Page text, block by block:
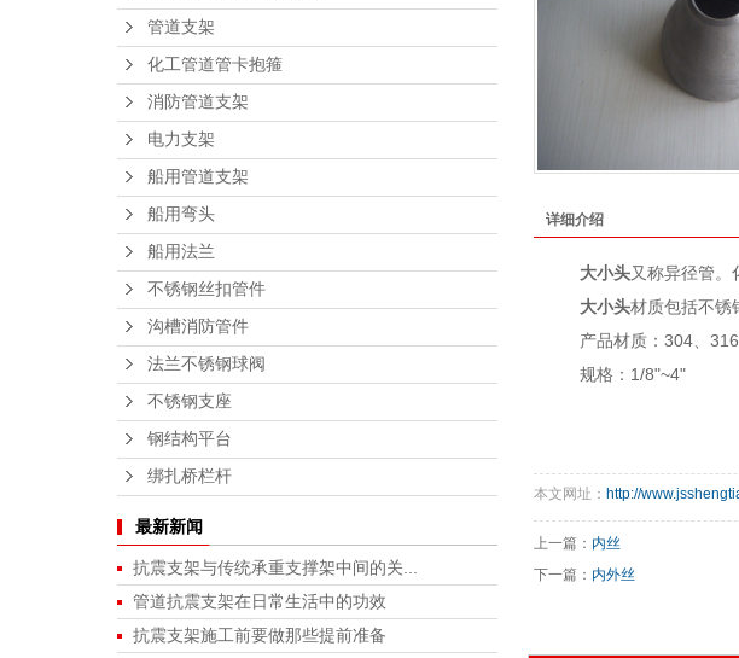
管道支架
化工管道管卡抱箍
消防管道支架
电力支架
船用管道支架
船用弯头
船用法兰
不锈钢丝扣管件
沟槽消防管件
法兰不锈钢球阀
不锈钢支座
钢结构平台
绑扎桥栏杆
最新新闻
抗震支架与传统承重支撑架中间的关...
管道抗震支架在日常生活中的功效
抗震支架施工前要做那些提前准备
详细介绍
大小头又称异径管。
大小头材质包括不锈
产品材质：304、
规格：1/8"~4"
本文网址： http://
上一篇： 内丝
下一篇： 内外丝